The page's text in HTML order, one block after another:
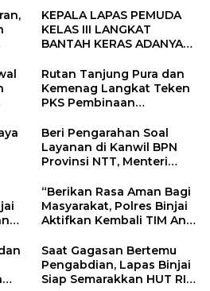
KEPALA LAPAS PEMUDA
KELAS III LANGKAT
BANTAH KERAS ADANYA
SELALU DITUTUPI
TENTANG SINDIKAT
PENIPU PENJUALAN EMAS
Rutan Tanjung Pura dan
Kemenag Langkat Teken
PKS Pembinaan
Beri Pengarahan Soal
Layanan di Kanwil BPN
Provinsi NTT, Menteri
Pandang Masyarakat
“Berikan Rasa Aman Bagi
Masyarakat, Polres Binjai
Aktifkan Kembali TIM Anti
Saat Gagasan Bertemu
Pengabdian, Lapas Binjai
Siap Semarakkan HUT RI